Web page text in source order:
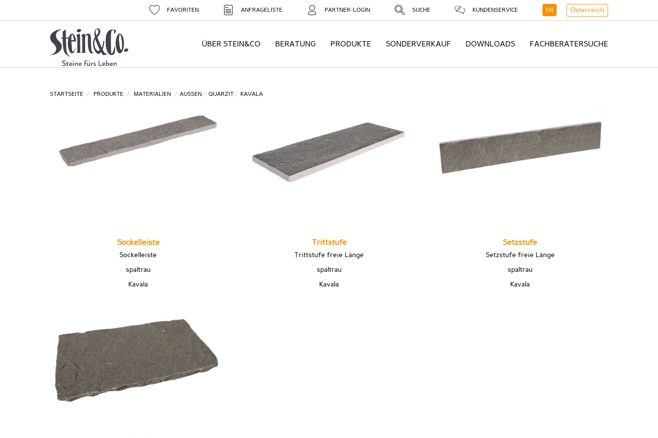
FAVORITEN ANFRAGELISTE PARTNER-LOGIN SUCHE KUNDENSERVICE EN Österreich
ÜBER STEIN&CO BERATUNG PRODUKTE SONDERVERKAUF DOWNLOADS FACHBERATERSUCHE
STARTSEITE PRODUKTE MATERIALIEN AUSSEN QUARZIT KAVALA
Sockelleiste
Sockelleiste
spaltrau
Kavala
Trittstufe
Trittstufe freie Länge
spaltrau
Kavala
Setzstufe
Setzstufe freie Länge
spaltrau
Kavala